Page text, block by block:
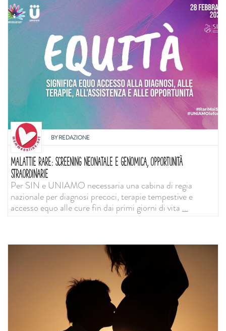
BYREDAZIONE
MALATTIE RARE: SCREENING NEONATALE E GENOMICA, OPPORTUNITÀ
STRAORDINARIE
Per SIN e UNIAMO necessaria una cabina di regia
nazionale per diagnosi precoci, terapie tempestive e
accesso equo alle cure fin dai primi giorni di vita ...